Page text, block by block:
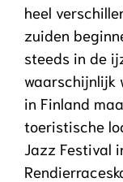
heel
zuiden
steeds in de
waarschijnlijk
in Finland
toeristische
Jazz Festival